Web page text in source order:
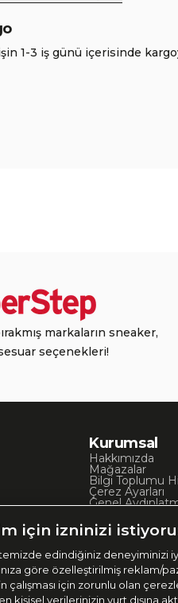
1-3 iş günü içerisinde
markaların sneaker,
seçenekleri!
Kurumsal
Hakkımızda
Mağazalar
Bilgi Toplumu
Çerez Ayarları
Genel
Site Haritası
İşlem Rehberi
için izninizi
edindiğiniz deneyiminizi
göre özelleştirilmiş reklam/
için zorunlu olan
kişisel verilerinizin yurt dışına